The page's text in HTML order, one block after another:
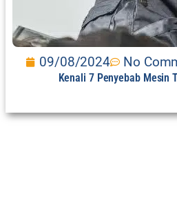
09/08/2024 No
Kenali 7 Penyebab Mesin